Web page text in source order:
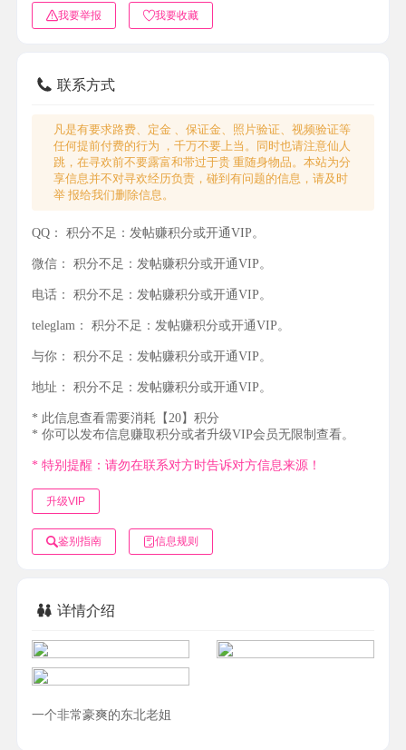
我要举报 我要收藏
联系方式
凡是有要求路费、定金 、保证金、照片验证、视频验证等
任何提前付费的行为 ，千万不要上当。同时也请注意仙人
跳，在寻欢前不要露富和带过于贵 重随身物品。本站为分
享信息并不对寻欢经历负责，碰到有问题的信息，请及时
举 报给我们删除信息。
QQ： 积分不足：发帖赚积分或开通VIP。
微信： 积分不足：发帖赚积分或开通VIP。
电话： 积分不足：发帖赚积分或开通VIP。
teleglam： 积分不足：发帖赚积分或开通VIP。
与你： 积分不足：发帖赚积分或开通VIP。
地址： 积分不足：发帖赚积分或开通VIP。
* 此信息查看需要消耗【20】积分
* 你可以发布信息赚取积分或者升级VIP会员无限制查看。
* 特别提醒：请勿在联系对方时告诉对方信息来源！
升级VIP
鉴别指南 信息规则
详情介绍
一个非常豪爽的东北老姐